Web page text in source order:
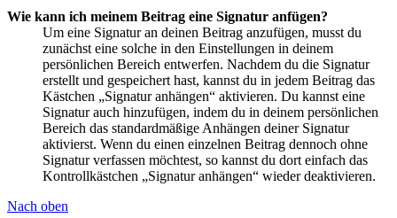
Wie kann ich meinem Beitrag eine Signatur anfügen?
Um eine Signatur an deinen Beitrag anzufügen, musst du
zunächst eine solche in den Einstellungen in deinem
persönlichen Bereich entwerfen. Nachdem du die Signatur
erstellt und gespeichert hast, kannst du in jedem Beitrag das
Kästchen „Signatur anhängen“ aktivieren. Du kannst eine
Signatur auch hinzufügen, indem du in deinem persönlichen
Bereich das standardmäßige Anhängen deiner Signatur
aktivierst. Wenn du einen einzelnen Beitrag dennoch ohne
Signatur verfassen möchtest, so kannst du dort einfach das
Kontrollkästchen „Signatur anhängen“ wieder deaktivieren.
Nach oben